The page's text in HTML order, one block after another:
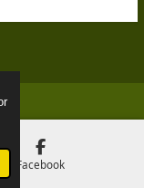
Facebook